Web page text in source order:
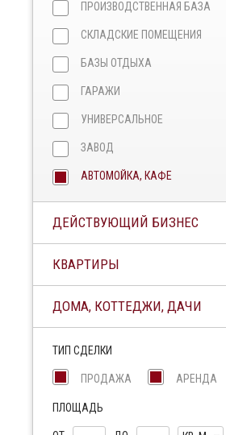
ПРОИЗВОДСТВЕННАЯ БАЗА
СКЛАДСКИЕ ПОМЕЩЕНИЯ
БАЗЫ ОТДЫХА
ГАРАЖИ
УНИВЕРСАЛЬНОЕ
ЗАВОД
АВТОМОЙКА, КАФЕ
ДЕЙСТВУЮЩИЙ БИЗНЕС
КВАРТИРЫ
ДОМА, КОТТЕДЖИ, ДАЧИ
ТИП СДЕЛКИ
ПРОДАЖА АРЕНДА
ПЛОЩАДЬ